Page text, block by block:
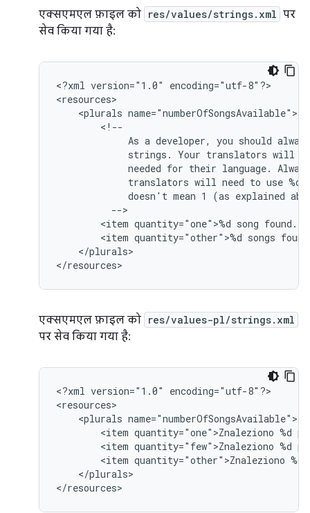
एक्सएमएल फ़ाइल को res/values/strings.xml पर
सेव किया गया है:
<?xml version="1.0"
encoding="utf-8"?>
<plurals
As a developer, you should always
strings.
Your translators will
needed for their language. Always
translators will need to use %d
doesn't mean 1 (as explained
<item quantity="one">%d song
<item quantity="other">%d songs
</plurals>
</resources>
एक्सएमएल फ़ाइल को res/values-pl/strings.xml
पर सेव किया गया है:
<?xml version="1.0"
encoding="utf-8"?>
<plurals
<item quantity="one">Znaleziono %d
<item quantity="few">Znaleziono %d
<item quantity="other">Znaleziono %d
</plurals>
</resources>